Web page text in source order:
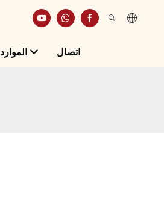
الموارد اتصال